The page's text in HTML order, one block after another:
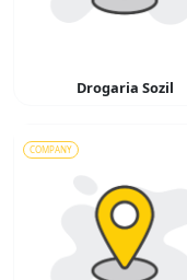
Drogaria Sozil
COMPANY